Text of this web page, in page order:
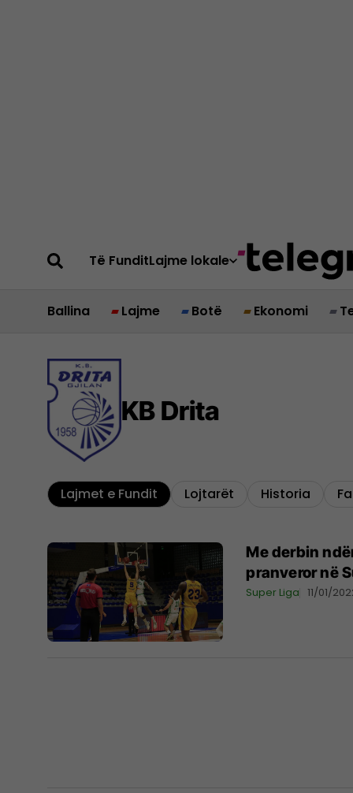
Të FunditLajme lokale
Ballina Lajme Botë Ekonomi
KB Drita
Lajmet e Fundit Lojtarët Historia
Me derbin
pranveror në
Super Liga 11/01/